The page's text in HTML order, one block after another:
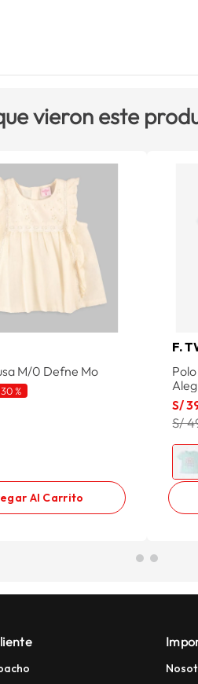
vieron este
M/0 Defne Mo
30 %
Al Carrito
F.
S/
S/